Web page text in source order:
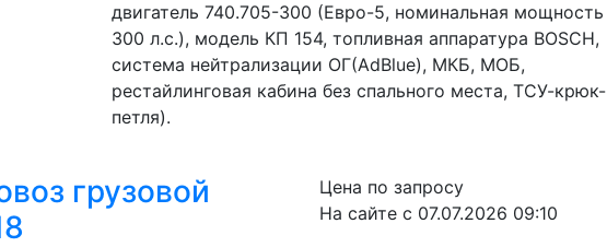
двигатель 740.705-300 (Евро-5, номинальная мощность
300 л.с.), модель КП 154, топливная аппаратура BOSCH,
система нейтрализации ОГ(AdBlue), МКБ, МОБ,
рестайлинговая кабина без спального места, ТСУ-крюк-
петля).
грузовой
Цена по запросу
На сайте с 07.07.2026 09:10